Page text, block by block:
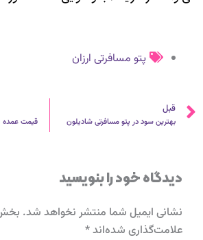
پتو مسافرتی ارزان
قبلی
قبل
بهترین سود در پتو مسافرتی شادیلون قیمت عمده
دیدگاه‌ خود را بنویسید
نشانی ایمیل شما منتشر نخواهد شد.
علامت‌گذاری شده‌اند*